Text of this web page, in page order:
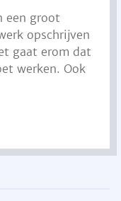
een groot
opschrijven
gaat erom dat
werken. Ook